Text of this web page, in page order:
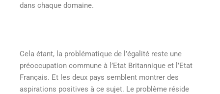
dans chaque domaine.
Cela étant, la problématique de l’égalité reste une
préoccupation commune à l’Etat Britannique et l’Etat
Français. Et les deux pays semblent montrer des
aspirations positives à ce sujet. Le problème réside